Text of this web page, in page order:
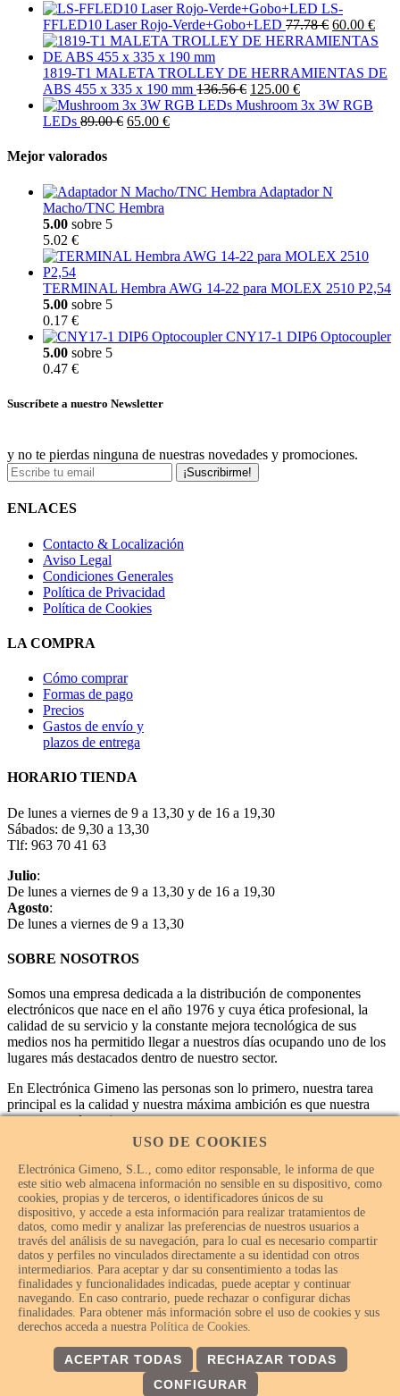
LS-
FFLED10 Laser Rojo-Verde+Gobo+LED 77.78 € 60.00 €
1819-T1 MALETA TROLLEY DE HERRAMIENTAS DE
ABS 455 x 335 x 190 mm 136.56 € 125.00 €
Mushroom 3x 3W RGB
LEDs 89.00 € 65.00 €
Mejor valorados
Adaptador N
Macho/TNC Hembra
5.00 sobre 5
5.02 €
TERMINAL Hembra AWG 14-22 para MOLEX 2510 P2,54
5.00 sobre 5
0.17 €
CNY17-1 DIP6 Optocoupler
5.00 sobre 5
0.47 €
Suscríbete a nuestro Newsletter
y no te pierdas ninguna de nuestras novedades y promociones.
¡Suscribirme!
ENLACES
Contacto & Localización
Aviso Legal
Condiciones Generales
Política de Privacidad
Política de Cookies
LA COMPRA
Cómo comprar
Formas de pago
Precios
Gastos de envío y
plazos de entrega
HORARIO TIENDA
De lunes a viernes de 9 a 13,30 y de 16 a 19,30
Sábados: de 9,30 a 13,30
Tlf: 963 70 41 63
Julio:
De lunes a viernes de 9 a 13,30 y de 16 a 19,30
Agosto:
De lunes a viernes de 9 a 13,30
SOBRE NOSOTROS
Somos una empresa dedicada a la distribución de componentes
electrónicos que nace en el año 1976 y cuya ética profesional, la
calidad de su servicio y la constante mejora tecnológica de sus
medios nos ha permitido llegar a nuestros días ocupando uno de los
lugares más destacados dentro de nuestro sector.
En Electrónica Gimeno las personas son lo primero, nuestra tarea
principal es la calidad y nuestra máxima ambición es que nuestra
empresa sea la mejor.
© Electrónica Gimeno 2018 – 2026 - Todos los derechos
USO DE COOKIES
Electrónica Gimeno, S.L., como editor responsable, le informa de que
este sitio web almacena información no sensible en su dispositivo, como
cookies, propias y de terceros, o identificadores únicos de su
dispositivo, y accede a esta información para realizar tratamientos de
datos, como medir y analizar las preferencias de nuestros usuarios a
través del análisis de su navegación, para lo cual es necesario compartir
datos y perfiles no vinculados directamente a su identidad con otros
intermediarios. Para aceptar y dar su consentimiento a todas las
finalidades y funcionalidades indicadas, puede aceptar y continuar
navegando. En caso contrario, puede rechazar o configurar dichas
finalidades. Para obtener más información sobre el uso de cookies y sus
derechos acceda a nuestra Política de Cookies.
ACEPTAR TODAS
RECHAZAR TODAS
CONFIGURAR